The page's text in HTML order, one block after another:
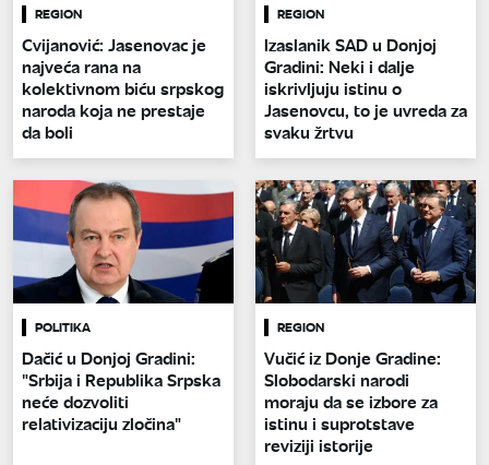
REGION
Cvijanović: Jasenovac je
najveća rana na
kolektivnom biću srpskog
naroda koja ne prestaje
da boli
REGION
Izaslanik SAD u Donjoj
Gradini: Neki i dalje
iskrivljuju istinu o
Jasenovcu, to je uvreda za
svaku žrtvu
POLITIKA
Dačić u Donjoj Gradini:
"Srbija i Republika Srpska
neće dozvoliti
relativizaciju zločina"
REGION
Vučić iz Donje Gradine:
Slobodarski narodi
moraju da se izbore za
istinu i suprotstave
reviziji istorije